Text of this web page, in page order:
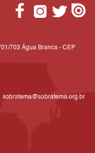
703 Água Branca - CEP
sobratema@sobratema.org.br